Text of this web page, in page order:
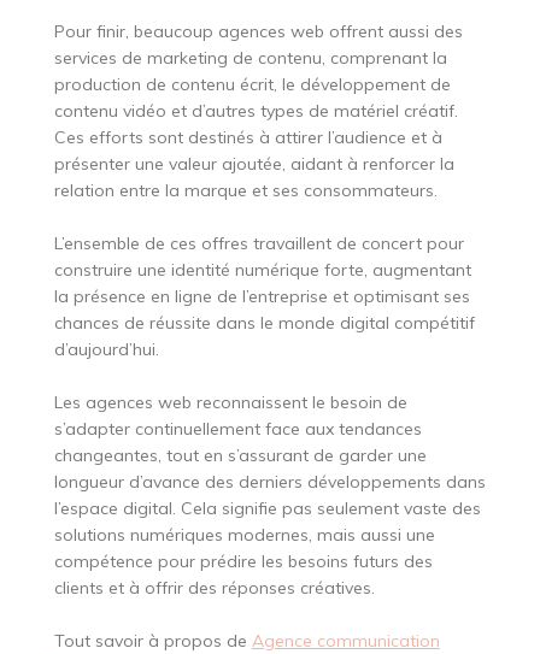
Pour finir, beaucoup agences web offrent aussi des
services de marketing de contenu, comprenant la
production de contenu écrit, le développement de
contenu vidéo et d’autres types de matériel créatif.
Ces efforts sont destinés à attirer l’audience et à
présenter une valeur ajoutée, aidant à renforcer la
relation entre la marque et ses consommateurs.
L’ensemble de ces offres travaillent de concert pour
construire une identité numérique forte, augmentant
la présence en ligne de l’entreprise et optimisant ses
chances de réussite dans le monde digital compétitif
d’aujourd’hui.
Les agences web reconnaissent le besoin de
s’adapter continuellement face aux tendances
changeantes, tout en s’assurant de garder une
longueur d’avance des derniers développements dans
l’espace digital. Cela signifie pas seulement vaste des
solutions numériques modernes, mais aussi une
compétence pour prédire les besoins futurs des
clients et à offrir des réponses créatives.
Tout savoir à propos de Agence communication